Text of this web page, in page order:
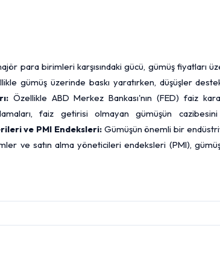
para birimleri karşısındaki gücü, gümüş fiyatları
gümüş üzerinde baskı yaratırken, düşüşler
Özellikle ABD Merkez Bankası'nın (FED) faiz
faiz getirisi olmayan gümüşün
ve PMI Endeksleri:Gümüşün önemli bir
ve satın alma yöneticileri endeksleri (PMI),